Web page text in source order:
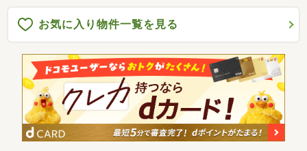
お気に入り物件一覧を見る